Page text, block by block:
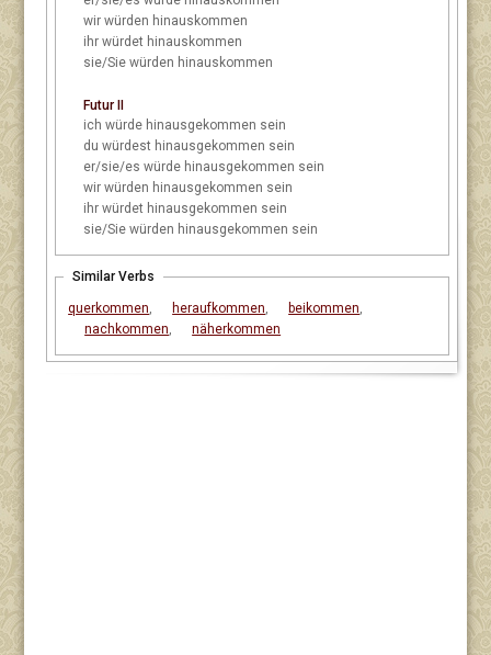
wir würden hinauskommen
ihr würdet hinauskommen
sie/Sie würden hinauskommen
Futur II
ich
würde hinausgekommen sein
du
würdest hinausgekommen sein
er/sie/es
würde hinausgekommen sein
wir
würden hinausgekommen sein
ihr
würdet hinausgekommen sein
sie/Sie
würden hinausgekommen sein
Similar Verbs
querkommen, heraufkommen, beikommen,
nachkommen, näherkommen